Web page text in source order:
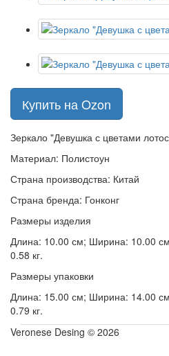
Купить на Ozon
Зеркало "Девушка с цветами
Материал: Полистоун
Страна производства: Китай
Страна бренда: Гонконг
Размеры изделия
Длина: 10.00 см; Ширина: 10.00
0.58 кг.
Размеры упаковки
Длина: 15.00 см; Ширина: 14.00
0.79 кг.
Veronese Desing © 2026